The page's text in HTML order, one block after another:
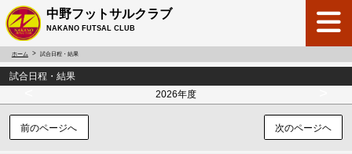
中野フットサルクラブ
NAKANO FUTSAL CLUB
ホーム 試合日程・結果
試合日程・結果
2026年度
前のページへ 次のページヘ